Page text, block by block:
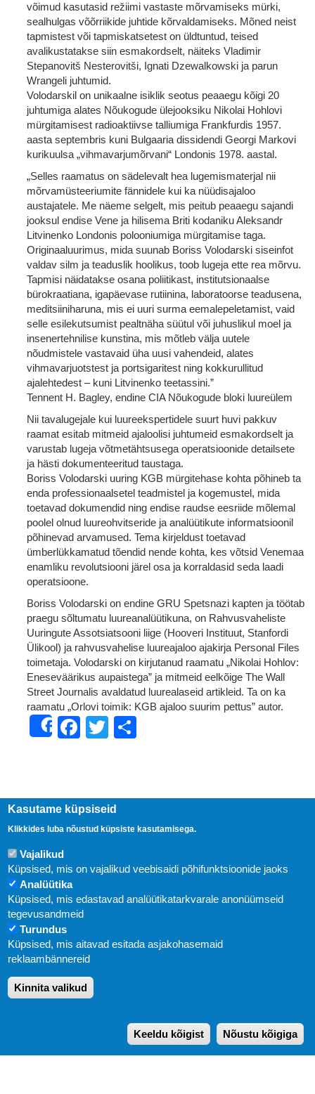
võimud kasutasid režiimi vastaste mõrvamiseks mürki,
sealhulgas võõrriikide juhtide kõrvaldamiseks. Mõned neist
tapmistest või tapmiskatsetest on üldtuntud, teised
avalikustatakse siin esmakordselt, näiteks Vladimir
Stepanovitš Nesterovitši, Ignati Dzewalkowski ja parun
Wrangeli juhtumid.
Volodarskil on unikaalne isiklik seotus peaaegu kõigi 20
juhtumiga alates Nõukogude ülejooksiku Nikolai Hohlovi
mürgitamisest radioaktiivse talliumiga Frankfurdis 1957.
aasta septembris kuni Bulgaaria dissidendi Georgi Markovi
kurikuulsa „vihmavarjumõrvani“ Londonis 1978. aastal.
„Selles raamatus on sädelevalt hea lugemismaterjal nii
mõrvamüsteeriumite fännidele kui ka nüüdisajaloo
austajatele. Me näeme selgelt, mis peitub peaaegu sajandi
jooksul endise Vene ja hilisema Briti kodaniku Aleksandr
Litvinenko Londonis polooniumiga mürgitamise taga.
Originaaluurimus, mida suunab Boriss Volodarski siseinfot
valdav silm ja teaduslik hoolikus, toob lugeja ette rea mõrvu.
Tapmisi näidatakse osana poliitikast, institutsionaalse
bürokraatiana, igapäevase rutiinina, laboratoorse teadusena,
meditsiiniharuna, mis ei uuri surma eemalepeletamist, vaid
selle esilekutsumist pealtnäha süütul või juhuslikul moel ja
insenertehnilise kunstina, mis mõtleb välja uutele
nõudmistele vastavaid üha uusi vahendeid, alates
vihmavarjuotstest ja portsigaritest ning kokkurullitud
ajalehtedest – kuni Litvinenko teetassini.”
Tennent H. Bagley, endine CIA Nõukogude bloki luureülem
Nii tavalugejale kui luureekspertidele suurt huvi pakkuv
raamat esitab mitmeid ajaloolisi juhtumeid esmakordselt ja
varustab lugeja võtmetähtsusega operatsioonide detailsete
ja hästi dokumenteeritud taustaga.
Boriss Volodarski uuring KGB mürgitehase kohta põhineb ta
enda professionaalsetel teadmistel ja kogemustel, mida
toetavad dokumendid ning endise raudse eesriide mõlemal
poolel olnud luureohvitseride ja analüütikute informatsioonil
põhinevad arvamused. Tema kirjeldust toetavad
ümberlükkamatud tõendid nende kohta, kes võtsid Venemaa
enamliku revolutsiooni järel osa ja korraldasid seda laadi
operatsioone.
Boriss Volodarski on endine GRU Spetsnazi kapten ja töötab
praegu sõltumatu luureanalüütikuna, on Rahvusvaheliste
Uuringute Assotsiatsooni liige (Hooveri Instituut, Stanfordi
Ülikool) ja rahvusvahelise luureajaloo ajakirja Personal Files
toimetaja. Volodarski on kirjutanud raamatu „Nikolai Hohlov:
Eneseväärikus aupaistega” ja mitmeid eelkõige The Wall
Street Journalis avaldatud luurealaseid artikleid. Ta on ka
raamatu „Orlovi toimik: KGB ajaloo suurim pettus” autor.
ShareFacebook
Twitter
Uudised
KIRJASTUS PEGASUS OÜ © 2020
Paldiski mnt. 29 (A korpus VI korrus), Tallinn
E-post:pegasus[at]pegasus.ee
Kasutame küpsiseid
Klikkides luba nõustud küpsiste kasutamisega.
Vajalikud
Küpsised, mis on vajalikud veebisaidi põhifunktsioonide jaoks
Analüütika
Küpsised, mis edastavad analüütikatarkvarale anonüümseid
tegevusandmeid
Turundus
Küpsised, mis aitavad esitada asjakohasemaid
reklaambännereid
Kinnita valikud
Keeldu kõigist Nõustu kõigiga